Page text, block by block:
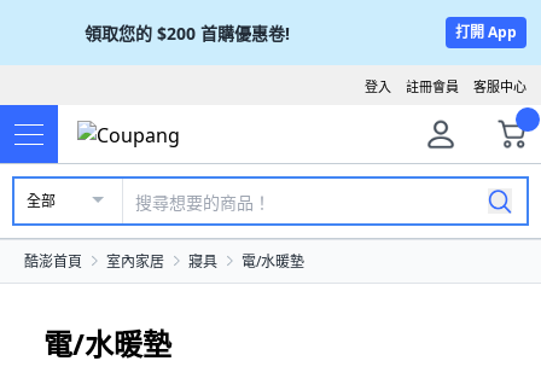
領取您的 $200 首購優惠卷! 打開 App
客服中心
註冊會員
登入
全部
酷澎首頁 室內家居 寢具 電/水暖墊
電/水暖墊